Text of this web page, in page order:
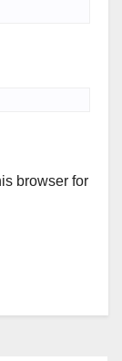
browser for